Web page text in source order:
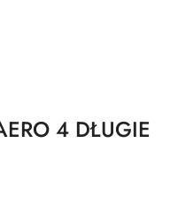
4 DŁUGIE